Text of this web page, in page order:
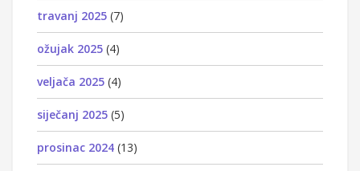
travanj 2025 (7)
ožujak 2025 (4)
veljača 2025 (4)
siječanj 2025 (5)
prosinac 2024 (13)